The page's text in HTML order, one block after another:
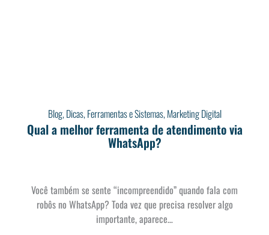
Blog,Dicas,Ferramentas e Sistemas,Marketing Digital
Qual a melhor ferramenta de atendimento via
WhatsApp?
Você também se sente “incompreendido” quando fala com
robôs no WhatsApp? Toda vez que precisa resolver algo
importante, aparece…